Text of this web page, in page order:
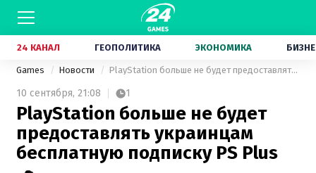
24 КАНАЛ ГЕОПОЛИТИКА ЭКОНОМИКА
Games Новости PlayStation больше не будет предоставлять украинцам бесплатную подписку PS Plus
10 сентября, 21:08 1
PlayStation больше не будет
предоставлять украинцам
бесплатную подписку PS Plus